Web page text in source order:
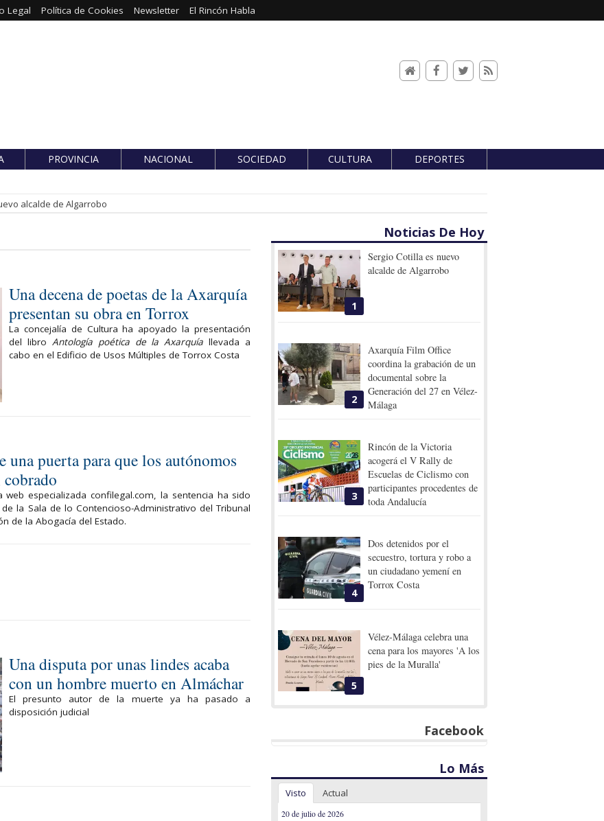
Legal Política de Cookies Newsletter El Rincón Habla
PROVINCIA NACIONAL SOCIEDAD CULTURA DEPORTES
alcalde de Algarrobo
Una decena de poetas de la Axarquía
presentan su obra en Torrox
La concejalía de Cultura ha apoyado la presentación
del libro Antología poética de la Axarquía llevada a
cabo en el Edificio de Usos Múltiples de Torrox Costa
una puerta para que los autónomos
especializada confilegal.com, la sentencia ha sido
la Sala de lo Contencioso-Administrativo del Tribunal
de la Abogacía del Estado.
Una disputa por unas lindes acaba
con un hombre muerto en Almáchar
El presunto autor de la muerte ya ha pasado a
disposición judicial
Noticias De Hoy
1
Sergio Cotilla es nuevo
alcalde de Algarrobo
2
Axarquía Film Office
coordina la grabación de un
documental sobre la
Generación del 27 en Vélez-
Málaga
3
Rincón de la Victoria
acogerá el V Rally de
Escuelas de Ciclismo con
participantes procedentes de
toda Andalucía
4
Dos detenidos por el
secuestro, tortura y robo a
un ciudadano yemení en
Torrox Costa
5
Vélez-Málaga celebra una
cena para los mayores 'A los
pies de la Muralla'
Facebook
Lo Más
Visto Actual
20 de julio de 2026